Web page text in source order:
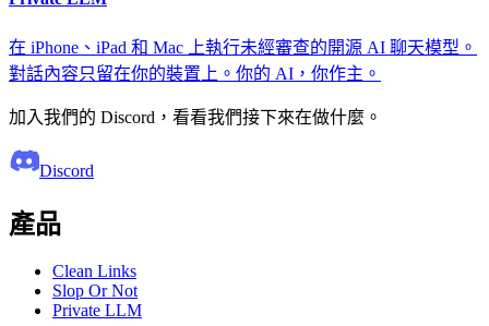
在 iPhone、iPad 和 Mac 上執行未經審查的開源 AI 聊天模型。
對話內容只留在你的裝置上。你的 AI，你作主。
加入我們的 Discord，看看我們接下來在做什麼。
Discord
產品
Clean Links
Slop Or Not
Private LLM